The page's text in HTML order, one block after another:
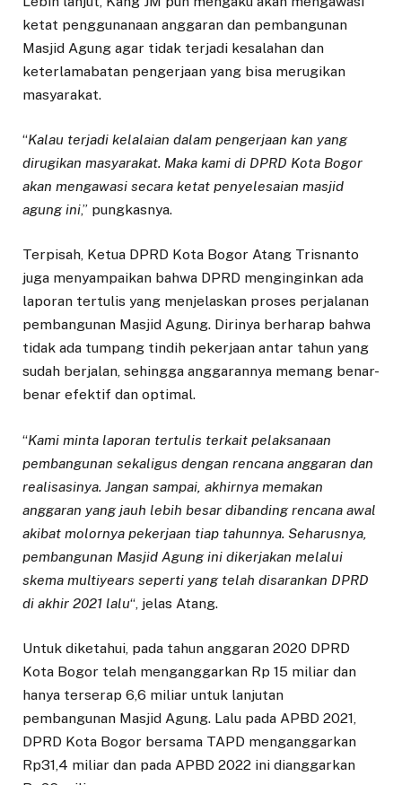
ketat penggunanaan anggaran dan pembangunan
Masjid Agung agar tidak terjadi kesalahan dan
keterlamabatan pengerjaan yang bisa merugikan
masyarakat.
“Kalau terjadi kelalaian dalam pengerjaan kan yang
dirugikan masyarakat. Maka kami di DPRD Kota Bogor
akan mengawasi secara ketat penyelesaian masjid
agung ini,” pungkasnya.
Terpisah, Ketua DPRD Kota Bogor Atang Trisnanto
juga menyampaikan bahwa DPRD menginginkan ada
laporan tertulis yang menjelaskan proses perjalanan
pembangunan Masjid Agung. Dirinya berharap bahwa
tidak ada tumpang tindih pekerjaan antar tahun yang
sudah berjalan, sehingga anggarannya memang benar-
benar efektif dan optimal.
“Kami minta laporan tertulis terkait pelaksanaan
pembangunan sekaligus dengan rencana anggaran dan
realisasinya. Jangan sampai, akhirnya memakan
anggaran yang jauh lebih besar dibanding rencana awal
akibat molornya pekerjaan tiap tahunnya. Seharusnya,
pembangunan Masjid Agung ini dikerjakan melalui
skema multiyears seperti yang telah disarankan DPRD
di akhir 2021 lalu“, jelas Atang.
Untuk diketahui, pada tahun anggaran 2020 DPRD
Kota Bogor telah menganggarkan Rp 15 miliar dan
hanya terserap 6,6 miliar untuk lanjutan
pembangunan Masjid Agung. Lalu pada APBD 2021,
DPRD Kota Bogor bersama TAPD menganggarkan
Rp31,4 miliar dan pada APBD 2022 ini dianggarkan